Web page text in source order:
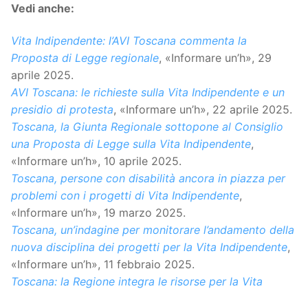
Vedi anche:
Vita Indipendente: l’AVI Toscana commenta la
Proposta di Legge regionale, «Informare un’h», 29
aprile 2025.
AVI Toscana: le richieste sulla Vita Indipendente e un
presidio di protesta, «Informare un’h», 22 aprile 2025.
Toscana, la Giunta Regionale sottopone al Consiglio
una Proposta di Legge sulla Vita Indipendente,
«Informare un’h», 10 aprile 2025.
Toscana, persone con disabilità ancora in piazza per
problemi con i progetti di Vita Indipendente,
«Informare un’h», 19 marzo 2025.
Toscana, un’indagine per monitorare l’andamento della
nuova disciplina dei progetti per la Vita Indipendente,
«Informare un’h», 11 febbraio 2025.
Toscana: la Regione integra le risorse per la Vita